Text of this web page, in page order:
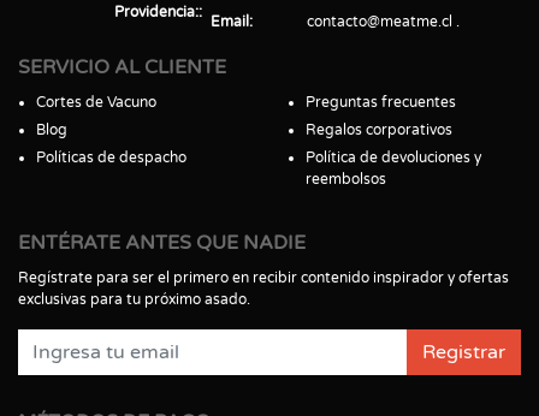
Providencia:
Email
contacto@meatme.cl
SERVICIO AL CLIENTE
Cortes de Vacuno
Blog
Políticas de despacho
Preguntas frecuentes
Regalos corporativos
Política de devoluciones y
reembolsos
ENTÉRATE ANTES QUE NADIE
Regístrate para ser el primero en recibir contenido inspirador y ofertas
exclusivas para tu próximo asado.
Registrar